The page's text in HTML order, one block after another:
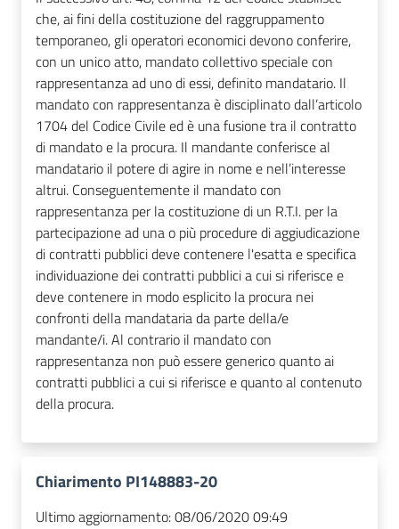
che, ai fini della costituzione del raggruppamento
temporaneo, gli operatori economici devono conferire,
con un unico atto, mandato collettivo speciale con
rappresentanza ad uno di essi, definito mandatario. Il
mandato con rappresentanza è disciplinato dall’articolo
1704 del Codice Civile ed è una fusione tra il contratto
di mandato e la procura. Il mandante conferisce al
mandatario il potere di agire in nome e nell’interesse
altrui. Conseguentemente il mandato con
rappresentanza per la costituzione di un R.T.I. per la
partecipazione ad una o più procedure di aggiudicazione
di contratti pubblici deve contenere l'esatta e specifica
individuazione dei contratti pubblici a cui si riferisce e
deve contenere in modo esplicito la procura nei
confronti della mandataria da parte della/e
mandante/i. Al contrario il mandato con
rappresentanza non può essere generico quanto ai
contratti pubblici a cui si riferisce e quanto al contenuto
della procura.
Chiarimento PI148883-20
Ultimo aggiornamento:08/06/2020 09:49